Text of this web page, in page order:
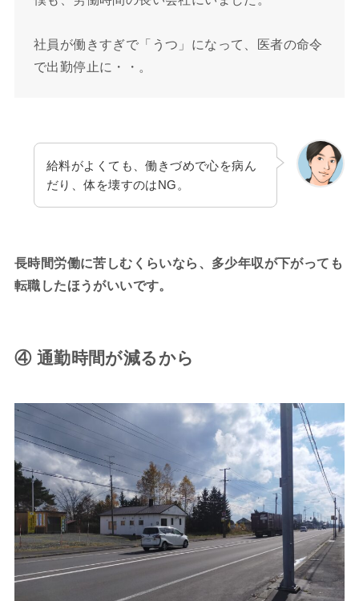
社員が働きすぎで「うつ」になって、医者の命令
で出勤停止に・・。
給料がよくても、働きづめで心を病ん
だり、体を壊すのはNG。
長時間労働に苦しむくらいなら、多少年収が下がっても
転職したほうがいいです。
④ 通勤時間が減るから